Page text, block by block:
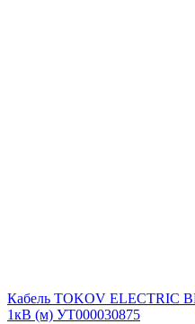
Кабель TOKOV ELECTRIC
1кВ (м) УТ000030875